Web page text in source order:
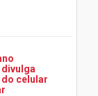
celular